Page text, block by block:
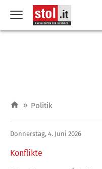
» Politik
Konflikte
Donnerstag, 4. Juni 2026